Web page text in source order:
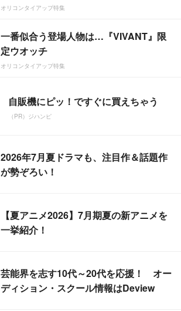
オリコンタイアップ特集
一番似合う登場人物は…『VIVANT』限
定ウオッチ
オリコンタイアップ特集
自販機にピッ！ですぐに買えちゃう
（PR）ジハンピ
2026年7月夏ドラマも、注目作＆話題作
が勢ぞろい！
【夏アニメ2026】7月期夏の新アニメを
一挙紹介！
芸能界を志す10代～20代を応援！ オー
ディション・スクール情報はDeview